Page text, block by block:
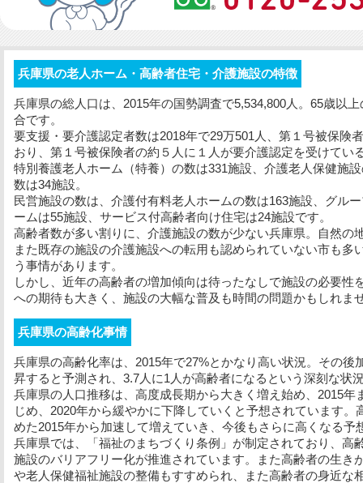
兵庫県の老人ホーム・高齢者住宅・介護施設の特徴
兵庫県の総人口は、2015年の国勢調査で5,534,800人。65歳以
合です。
要支援・要介護認定者数は2018年で29万501人、第１号被保険
おり、第１号被保険者の約５人に１人が要介護認定を受けてい
特別養護老人ホーム（特養）の数は331施設、介護老人保健施
数は34施設。
民営施設の数は、介護付有料老人ホームの数は163施設、グル
ームは55施設、サービス付高齢者向け住宅は24施設です。
高齢者数が多い割りに、介護施設の数が少ない兵庫県。自然の
また既存の施設の介護施設への転用も認められていない市も多
う事情があります。
しかし、近年の高齢者の増加傾向は待ったなしで施設の必要性
への期待も大きく、施設の大幅な普及も時間の問題かもしれま
兵庫県の高齢化事情
兵庫県の高齢化率は、2015年で27%とかなり高い状況。その後
昇すると予測され、3.7人に1人が高齢者になるという深刻な状
兵庫県の人口推移は、高度成長期から大きく増え始め、2015
じめ、2020年から緩やかに下降していくと予想されています
めた2015年から加速して増えていき、今後もさらに高くなる予
兵庫県では、「福祉のまちづくり条例」が制定されており、高
施設のバリアフリー化が推進されています。また高齢者の生き
や老人保健福祉施設の整備もすすめられ、また高齢者の身近な